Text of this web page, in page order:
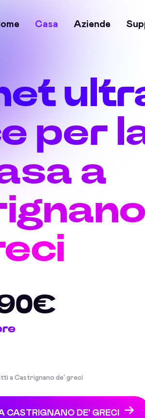
Casa Aziende
per
a
a Castrignano de' greci
CASTRIGNANO DE' GRECI